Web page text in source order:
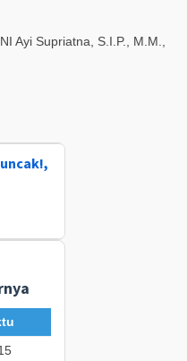
Ayi Supriatna, S.I.P., M.M.,